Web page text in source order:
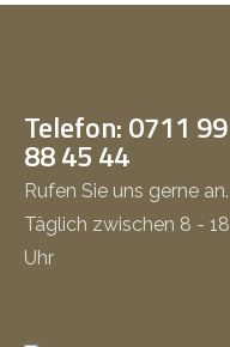
Telefon: 0711 99
88 45 44
Rufen Sie uns gerne an.
Täglich zwischen 8 - 18
Uhr